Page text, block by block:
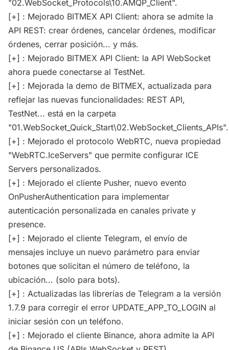
"02.WebSocket_Protocols\10.AMQP_Client".
[+] : Mejorado BITMEX API Client: ahora se admite la
API REST: crear órdenes, cancelar órdenes, modificar
órdenes, cerrar posición... y más.
[+] : Mejorado BITMEX API Client: la API WebSocket
ahora puede conectarse al TestNet.
[+] : Mejorada la demo de BITMEX, actualizada para
reflejar las nuevas funcionalidades: REST API,
TestNet... está en la carpeta
"01.WebSocket_Quick_Start\02.WebSocket_Clients_APIs".
[+] : Mejorado el protocolo WebRTC, nueva propiedad
"WebRTC.IceServers" que permite configurar ICE
Servers personalizados.
[+] : Mejorado el cliente Pusher, nuevo evento
OnPusherAuthentication para implementar
autenticación personalizada en canales private y
presence.
[+] : Mejorado el cliente Telegram, el envío de
mensajes incluye un nuevo parámetro para enviar
botones que solicitan el número de teléfono, la
ubicación... (solo para bots).
[+] : Actualizadas las librerías de Telegram a la versión
1.7.9 para corregir el error UPDATE_APP_TO_LOGIN al
iniciar sesión con un teléfono.
[+] : Mejorado el cliente Binance, ahora admite la API